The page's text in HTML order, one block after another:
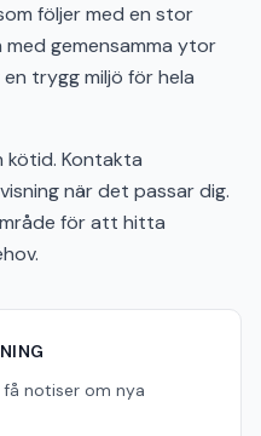
följer med en stor
gemensamma ytor
trygg miljö för hela
kötid. Kontakta
när det passar dig.
för att hitta
notiser om nya